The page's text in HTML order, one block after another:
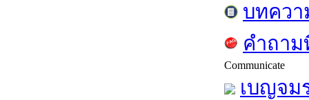
บทควา
คำถา
Communicate
เบญจม